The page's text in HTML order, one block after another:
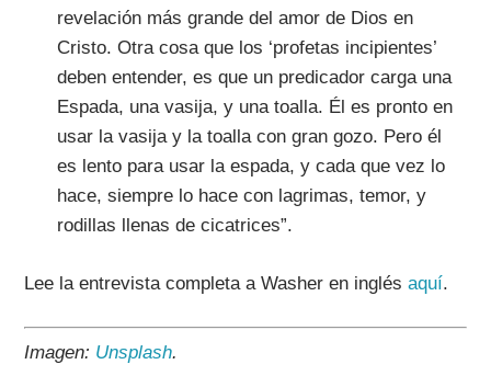
revelación más grande del amor de Dios en
Cristo. Otra cosa que los ‘profetas incipientes’
deben entender, es que un predicador carga una
Espada, una vasija, y una toalla. Él es pronto en
usar la vasija y la toalla con gran gozo. Pero él
es lento para usar la espada, y cada que vez lo
hace, siempre lo hace con lagrimas, temor, y
rodillas llenas de cicatrices”.
Lee la entrevista completa a Washer en inglésaquí.
Imagen: Unsplash.